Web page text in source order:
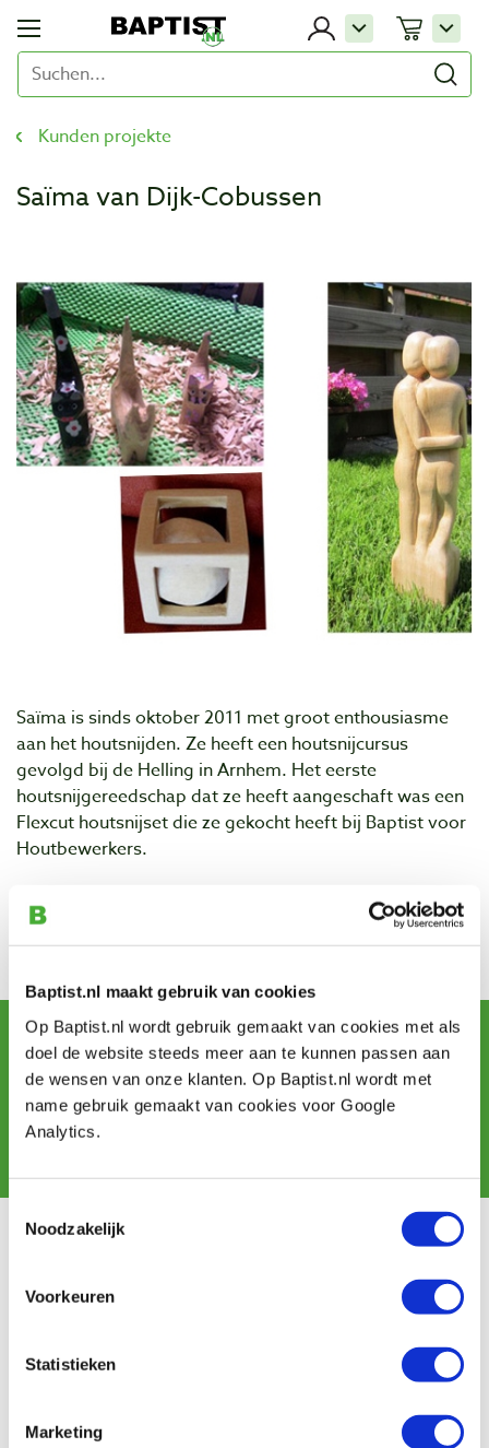
Baptist.nl maakt gebruik van cookies
Op Baptist.nl wordt gebruik gemaakt van cookies met als
doel de website steeds meer aan te kunnen passen aan
de wensen van onze klanten. Op Baptist.nl wordt met
name gebruik gemaakt van cookies voor Google
Analytics.
Toestemmingsselectie
Noodzakelijk
Voorkeuren
Statistieken
Marketing
Kunden projekte
Saïma van Dijk-Cobussen
Saïma is sinds oktober 2011 met groot enthousiasme
aan het houtsnijden. Ze heeft een houtsnijcursus
gevolgd bij de Helling in Arnhem. Het eerste
houtsnijgereedschap dat ze heeft aangeschaft was een
Flexcut houtsnijset die ze gekocht heeft bij Baptist voor
Houtbewerkers.
vele houtsnijprojecten van begin tot eind zien. Hier ziet
u een klein deel van haar houtsnijwerk.
Arbeit von:Saïma van Dijk-Cobussen
Newsletter abonnieren
und erhalten Sie Angebote, neue Produkte und Tipps.
Kundendienst
Versandkosten
Kontakt
Batteriegesetz